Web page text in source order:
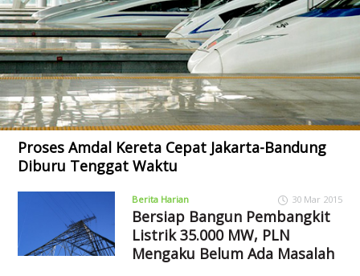
Proses Amdal Kereta Cepat Jakarta-Bandung
Diburu Tenggat Waktu
Berita Harian 30 Mar 2015
Bersiap Bangun Pembangkit
Listrik 35.000 MW, PLN
Mengaku Belum Ada Masalah